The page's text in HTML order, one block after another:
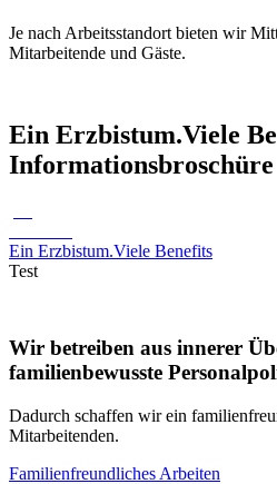
Je nach Arbeitsstandort bieten wir
Mitarbeitende und Gäste.
Ein Erzbistum.Viele
Informationsbroschüre
Ein Erzbistum.Viele Benefits
Test
Wir betreiben aus innerer
familienbewusste
Dadurch schaffen wir ein
Mitarbeitenden.
Familienfreundliches Arbeiten